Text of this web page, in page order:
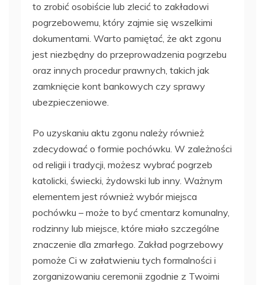
to zrobić osobiście lub zlecić to zakładowi
pogrzebowemu, który zajmie się wszelkimi
dokumentami. Warto pamiętać, że akt zgonu
jest niezbędny do przeprowadzenia pogrzebu
oraz innych procedur prawnych, takich jak
zamknięcie kont bankowych czy sprawy
ubezpieczeniowe.
Po uzyskaniu aktu zgonu należy również
zdecydować o formie pochówku. W zależności
od religii i tradycji, możesz wybrać pogrzeb
katolicki, świecki, żydowski lub inny. Ważnym
elementem jest również wybór miejsca
pochówku – może to być cmentarz komunalny,
rodzinny lub miejsce, które miało szczególne
znaczenie dla zmarłego. Zakład pogrzebowy
pomoże Ci w załatwieniu tych formalności i
zorganizowaniu ceremonii zgodnie z Twoimi